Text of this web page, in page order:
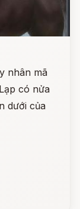
nhân mã
có nửa
dưới của